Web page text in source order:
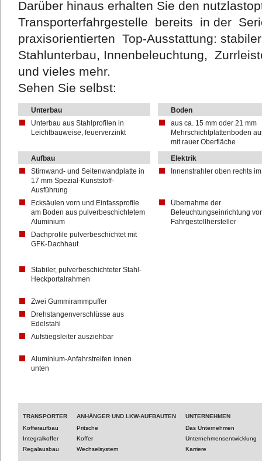
Darüber hinaus erhalten Sie den
Transporterfahrgestelle bereits in der
praxisorientierten Top-Ausstattung:
Stahlunterbau, Innenbeleuchtung,
und vieles mehr.
Sehen Sie selbst:
Unterbau
Boden
Unterbau aus Stahlprofilen in
Leichtbauweise, feuerverzinkt
aus ca. 15 mm oder 21 mm
Mehrschichtplattenboden
mit rauer Oberfläche
Aufbau
Elektrik
Stirnwand- und Seitenwandplatte in
17 mm Spezial-Kunststoff-
Ausführung
Innenstrahler oben rechts
Ecksäulen vorn und Einfassprofile
am Boden aus pulverbeschichtetem
Aluminium
Übernahme der
Beleuchtungseinrichtung
Fahrgestellhersteller
Dachprofile pulverbeschichtet mit
GFK-Dachhaut
Stabiler, pulverbeschichteter Stahl-
Heckportalrahmen
Zwei Gummirammpuffer
Drehstangenverschlüsse aus
Edelstahl
Aufstiegsleiter ausziehbar
Aluminium-Anfahrstreifen innen
unten
TRANSPORTER
Kofferaufbau
Integralkoffer
Regalausbau
ANHÄNGER UND LKW-AUFBAUTEN
Pritsche
Koffer
Wechselsystem
UNTERNEHMEN
Das Unternehmen
Unternehmensentwicklung
Karriere